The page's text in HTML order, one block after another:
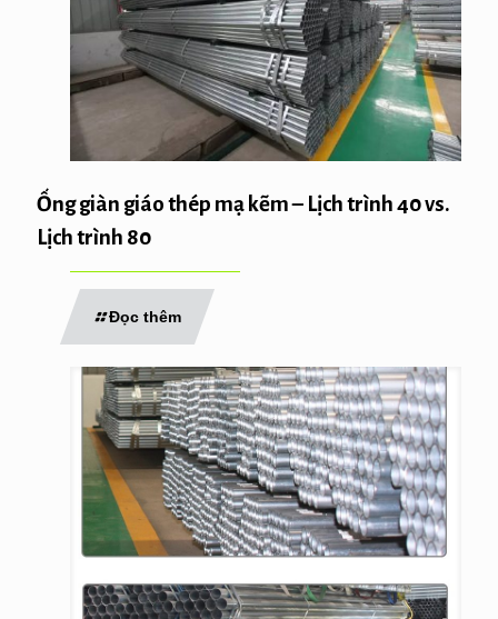
Ống giàn giáo thép mạ kẽm – Lịch trình 40 vs.
Lịch trình 80
Đọc thêm